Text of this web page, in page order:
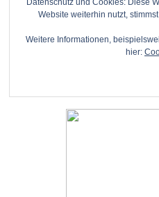
Datenschutz und Cookies: Diese
Website weiterhin nutzt,
Weitere Informationen,
hier: